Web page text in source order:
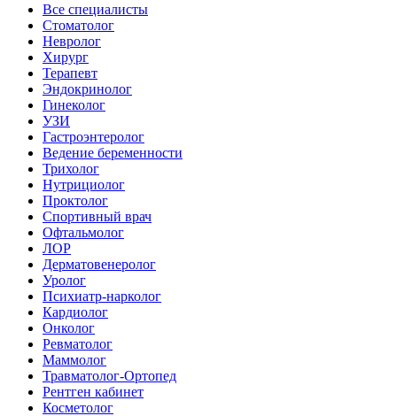
Все специалисты
Стоматолог
Невролог
Хирург
Терапевт
Эндокринолог
Гинеколог
УЗИ
Гастроэнтеролог
Ведение беременности
Трихолог
Нутрициолог
Проктолог
Спортивный врач
Офтальмолог
ЛОР
Дерматовенеролог
Уролог
Психиатр-нарколог
Кардиолог
Онколог
Ревматолог
Маммолог
Травматолог-Ортопед
Рентген кабинет
Косметолог